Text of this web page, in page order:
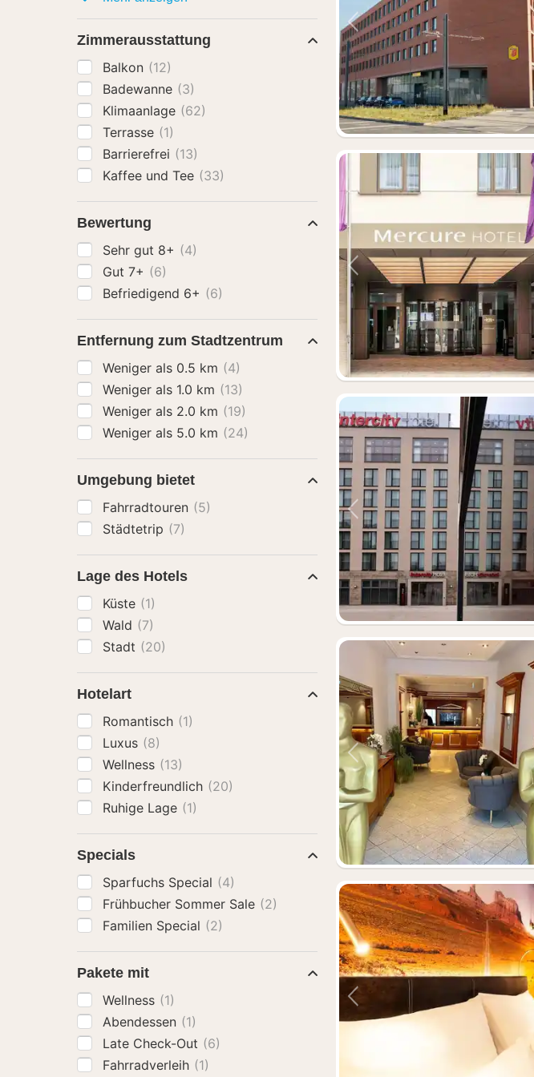
Vorheriges Bild
Vorheriges Bild
Vorheriges Bild
Vorheriges Bild
Vorheriges Bild
Zimmerausstattung
Balkon (12)
Badewanne (3)
Klimaanlage (62)
Terrasse (1)
Barrierefrei (13)
Kaffee und Tee (33)
Bewertung
Sehr gut 8+ (4)
Gut 7+ (6)
Befriedigend 6+ (6)
Entfernung zum Stadtzentrum
Weniger als 0.5 km (4)
Weniger als 1.0 km (13)
Weniger als 2.0 km (19)
Weniger als 5.0 km (24)
Umgebung bietet
Fahrradtouren (5)
Städtetrip (7)
Lage des Hotels
Küste (1)
Wald (7)
Stadt (20)
Hotelart
Romantisch (1)
Luxus (8)
Wellness (13)
Kinderfreundlich (20)
Ruhige Lage (1)
Specials
Sparfuchs Special (4)
Frühbucher Sommer Sale (2)
Familien Special (2)
Pakete mit
Wellness (1)
Abendessen (1)
Late Check-Out (6)
Fahrradverleih (1)